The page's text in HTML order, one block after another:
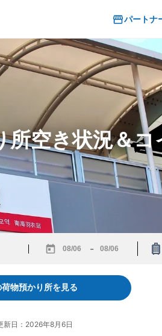
パートナ
空き状況＆
forward
to
interact
the
-
backward
interact
荷物預かり所を見る
新日：2026年8月6日